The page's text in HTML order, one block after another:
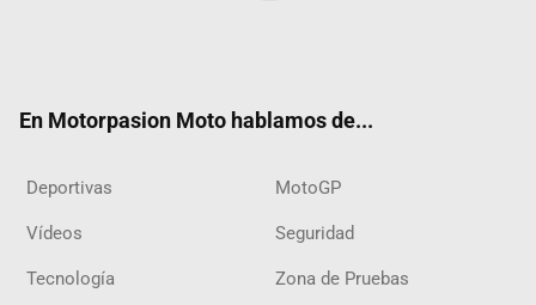
En Motorpasion Moto hablamos de...
Deportivas MotoGP
Vídeos Seguridad
Tecnología Zona de Pruebas